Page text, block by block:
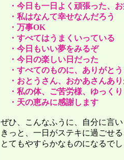
・今日も一日よく頑張った、
・私はなんて幸せなんだろう
・万事OK
・すべてはうまくいっている
・今日もいい夢をみるぞ
・今日の楽しい日だった
・すべてのものに、ありがとう
・おとうさん、おかあさんあ
・私の体、ご苦労様、ゆっく
・天の恵みに感謝します
ぜひ、こんなふうに、自分に言
きっと、一日がステキに過ごせ
とてもやすらかなものになるで